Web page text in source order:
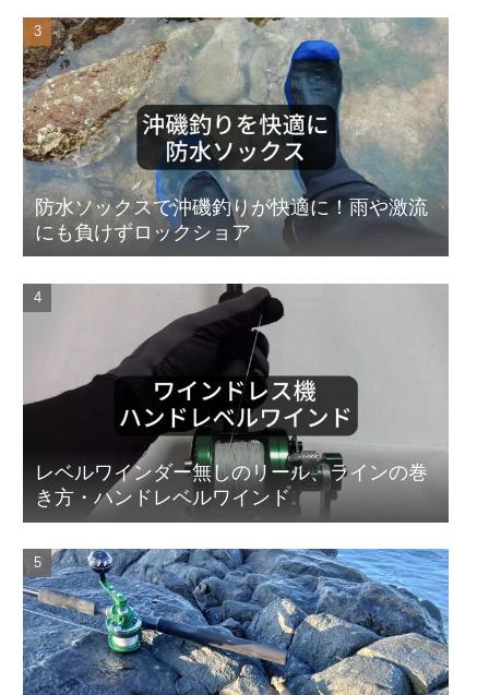
防水ソックスで沖磯釣りが快適に！雨や激流
にも負けずロックショア
レベルワインダー無しのリール、ラインの巻
き方・ハンドレベルワインド